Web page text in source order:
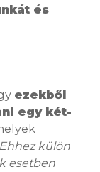
és
ezekből
egy két-
külön
esetben